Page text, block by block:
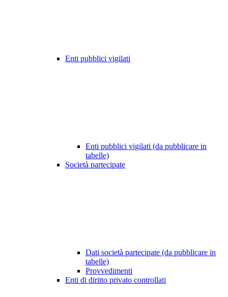
Enti pubblici vigilati
Enti pubblici vigilati (da pubblicare in
tabelle)
Società partecipate
Dati società partecipate (da pubblicare in
tabelle)
Provvedimenti
Enti di diritto privato controllati